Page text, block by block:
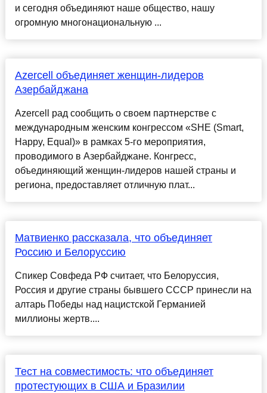
и сегодня объединяют наше общество, нашу
огромную многонациональную ...
Azercell объединяет женщин-лидеров
Азербайджана
Azercell рад сообщить о своем партнерстве с
международным женским конгрессом «SHE (Smart,
Happy, Equal)» в рамках 5-го мероприятия,
проводимого в Азербайджане. Конгресс,
объединяющий женщин-лидеров нашей страны и
региона, предоставляет отличную плат...
Матвиенко рассказала, что объединяет
Россию и Белоруссию
Спикер Совфеда РФ считает, что Белоруссия,
Россия и другие страны бывшего СССР принесли на
алтарь Победы над нацистской Германией
миллионы жертв....
Тест на совместимость: что объединяет
протестующих в США и Бразилии